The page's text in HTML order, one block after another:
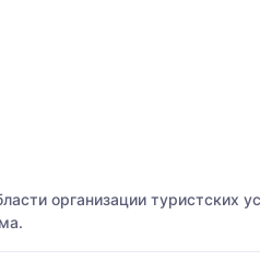
организации туристских